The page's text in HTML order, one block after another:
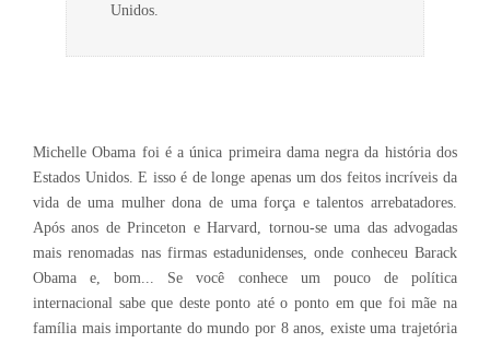
Unidos.
Michelle Obama foi é a única primeira dama negra da história dos
Estados Unidos. E isso é de longe apenas um dos feitos incríveis da
vida de uma mulher dona de uma força e talentos arrebatadores.
Após anos de Princeton e Harvard, tornou-se uma das advogadas
mais renomadas nas firmas estadunidenses, onde conheceu Barack
Obama e, bom... Se você conhece um pouco de política
internacional sabe que deste ponto até o ponto em que foi mãe na
família mais importante do mundo por 8 anos, existe uma trajetória